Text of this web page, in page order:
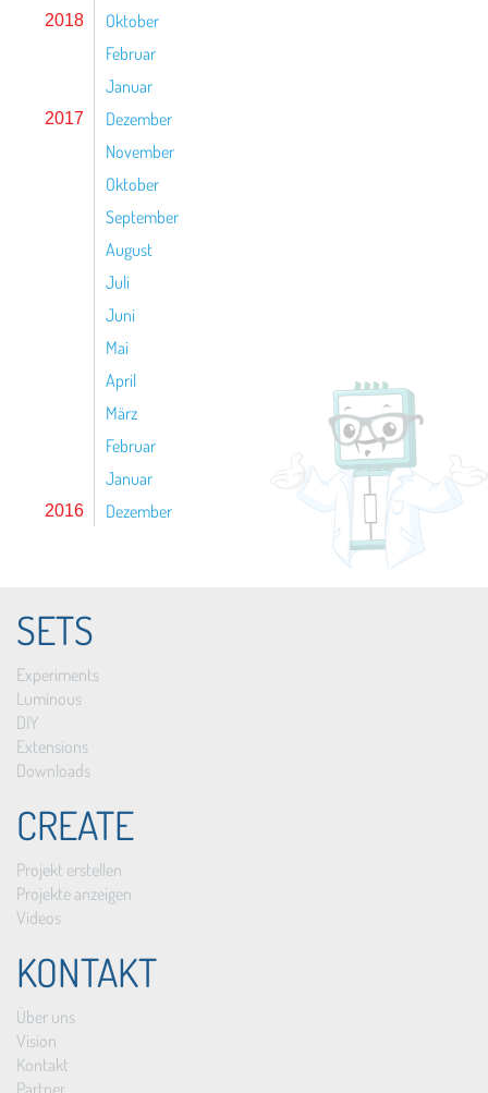
2018
Oktober
Februar
Januar
2017
Dezember
November
Oktober
September
August
Juli
Juni
Mai
April
März
Februar
Januar
2016 Dezember
SETS
Experiments
Luminous
DIY
Extensions
Downloads
CREATE
Projekt erstellen
Projekte anzeigen
Videos
KONTAKT
Über uns
Vision
Kontakt
Partner